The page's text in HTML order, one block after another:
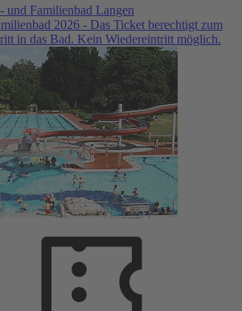
und Familienbad Langen
2026 - Das Ticket berechtigt zum
in das Bad. Kein Wiedereintritt möglich.